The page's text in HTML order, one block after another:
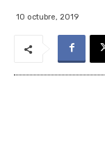
10 octubre, 2019